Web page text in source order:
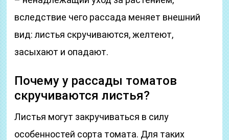
вследствие чего рассада меняет внешний
вид: листья скручиваются, желтеют,
засыхают и опадают.
Почему у рассады томатов
скручиваются листья?
Листья могут закручиваться в силу
особенностей сорта томата. Для таких